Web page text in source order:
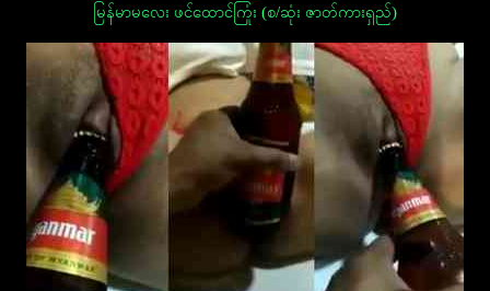
မြန်မာမလေး ဖင်ထောင်ကြုံး (စ/ဆုံး ဇာတ်ကားရှည်)